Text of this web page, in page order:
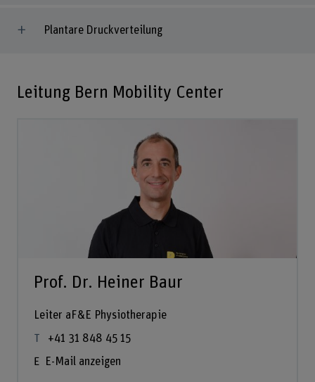
Plantare Druckverteilung
Leitung Bern Mobility Center
Prof. Dr. Heiner Baur
Leiter aF&E Physiotherapie
+41 31 848 45 15
E-Mail anzeigen